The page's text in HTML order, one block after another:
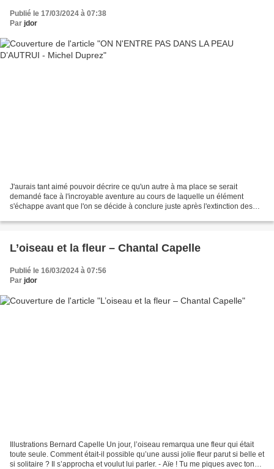
Publié le 17/03/2024 à 07:38
Par jdor
J'aurais tant aimé pouvoir décrire ce qu'un autre à ma place se serait
demandé face à l'incroyable aventure au cours de laquelle un élément
s'échappe avant que l'on se décide à conclure juste après l'extinction des
L’oiseau et la fleur – Chantal Capelle
Publié le 16/03/2024 à 07:56
Par jdor
Illustrations Bernard Capelle Un jour, l’oiseau remarqua une fleur qui était
toute seule. Comment était-il possible qu’une aussi jolie fleur parut si belle et
si solitaire ? Il s’approcha et voulut lui parler. - Aïe ! Tu me piques avec ton